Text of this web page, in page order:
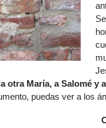
otra María, a Salomé y
puedas ver a los